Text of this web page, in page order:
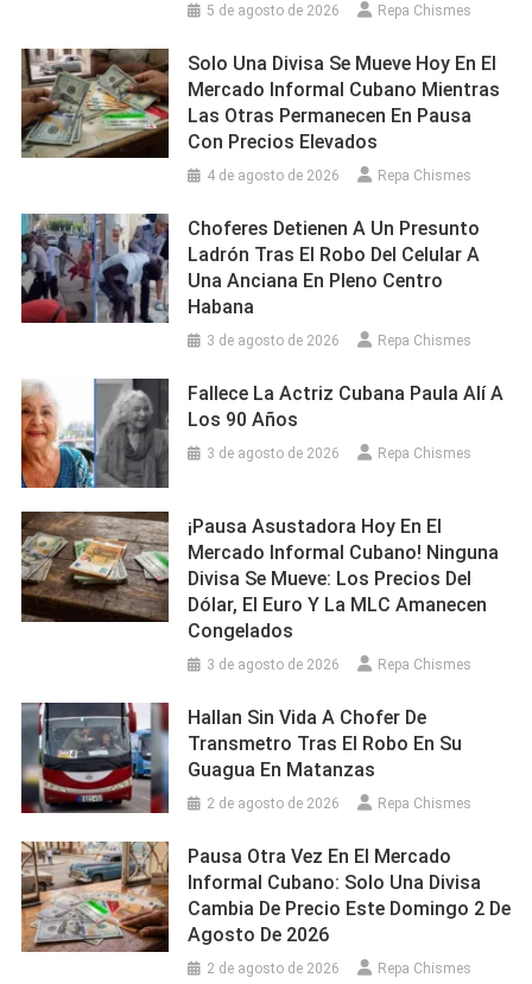
5 de agosto de 2026 Repa Chismes
Solo Una Divisa Se Mueve Hoy En El
Mercado Informal Cubano Mientras
Las Otras Permanecen En Pausa
Con Precios Elevados
4 de agosto de 2026 Repa Chismes
Choferes Detienen A Un Presunto
Ladrón Tras El Robo Del Celular A
Una Anciana En Pleno Centro
Habana
3 de agosto de 2026 Repa Chismes
Fallece La Actriz Cubana Paula Alí A
Los 90 Años
3 de agosto de 2026 Repa Chismes
¡Pausa Asustadora Hoy En El
Mercado Informal Cubano! Ninguna
Divisa Se Mueve: Los Precios Del
Dólar, El Euro Y La MLC Amanecen
Congelados
3 de agosto de 2026 Repa Chismes
Hallan Sin Vida A Chofer De
Transmetro Tras El Robo En Su
Guagua En Matanzas
2 de agosto de 2026 Repa Chismes
Pausa Otra Vez En El Mercado
Informal Cubano: Solo Una Divisa
Cambia De Precio Este Domingo 2 De
Agosto De 2026
2 de agosto de 2026 Repa Chismes